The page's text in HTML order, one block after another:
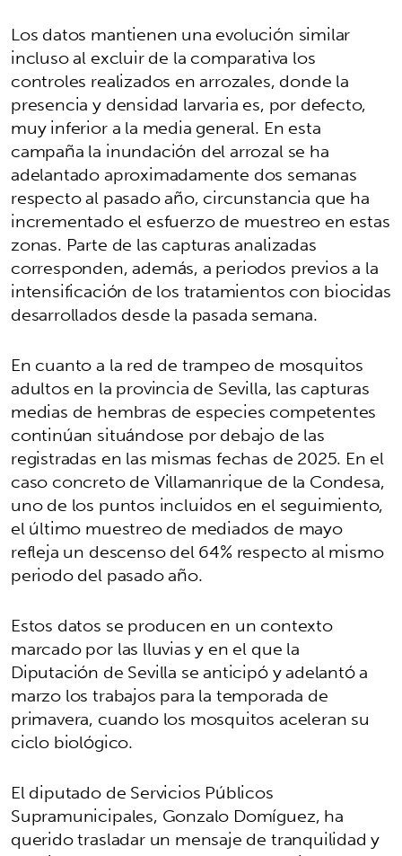
Los datos mantienen una evolución similar
incluso al excluir de la comparativa los
controles realizados en arrozales, donde la
presencia y densidad larvaria es, por defecto,
muy inferior a la media general. En esta
campaña la inundación del arrozal se ha
adelantado aproximadamente dos semanas
respecto al pasado año, circunstancia que ha
incrementado el esfuerzo de muestreo en estas
zonas. Parte de las capturas analizadas
corresponden, además, a periodos previos a la
intensificación de los tratamientos con biocidas
desarrollados desde la pasada semana.
En cuanto a la red de trampeo de mosquitos
adultos en la provincia de Sevilla, las capturas
medias de hembras de especies competentes
continúan situándose por debajo de las
registradas en las mismas fechas de 2025. En el
caso concreto de Villamanrique de la Condesa,
uno de los puntos incluidos en el seguimiento,
el último muestreo de mediados de mayo
refleja un descenso del 64% respecto al mismo
periodo del pasado año.
Estos datos se producen en un contexto
marcado por las lluvias y en el que la
Diputación de Sevilla se anticipó y adelantó a
marzo los trabajos para la temporada de
primavera, cuando los mosquitos aceleran su
ciclo biológico.
El diputado de Servicios Públicos
Supramunicipales, Gonzalo Domíguez, ha
querido trasladar un mensaje de tranquilidad y